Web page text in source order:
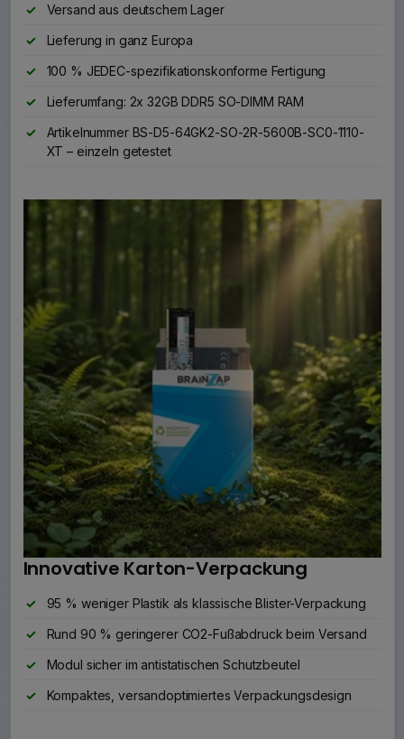
Versand aus deutschem Lager
Lieferung in ganz Europa
100 % JEDEC-spezifikationskonforme Fertigung
Lieferumfang: 2x 32GB DDR5 SO-DIMM RAM
Artikelnummer BS-D5-64GK2-SO-2R-5600B-SC0-1110-
XT – einzeln getestet
Innovative Karton-Verpackung
95 % weniger Plastik als klassische Blister-Verpackung
Rund 90 % geringerer CO2-Fußabdruck beim Versand
Modul sicher im antistatischen Schutzbeutel
Kompaktes, versandoptimiertes Verpackungsdesign